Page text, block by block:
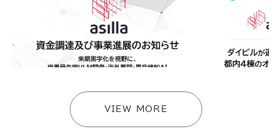
アジラ、資金調達及び事業進展のお知らせ〜来期黒
字化を視野に、世界最先端VLM開発・海外展開・異
音検知AI・スマートビルソリューションへ事業拡
「AI
快適な環境
#ニュース
VIEW MORE